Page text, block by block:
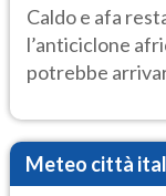
Caldo e afa
l’anticiclone
potrebbe
Meteo città